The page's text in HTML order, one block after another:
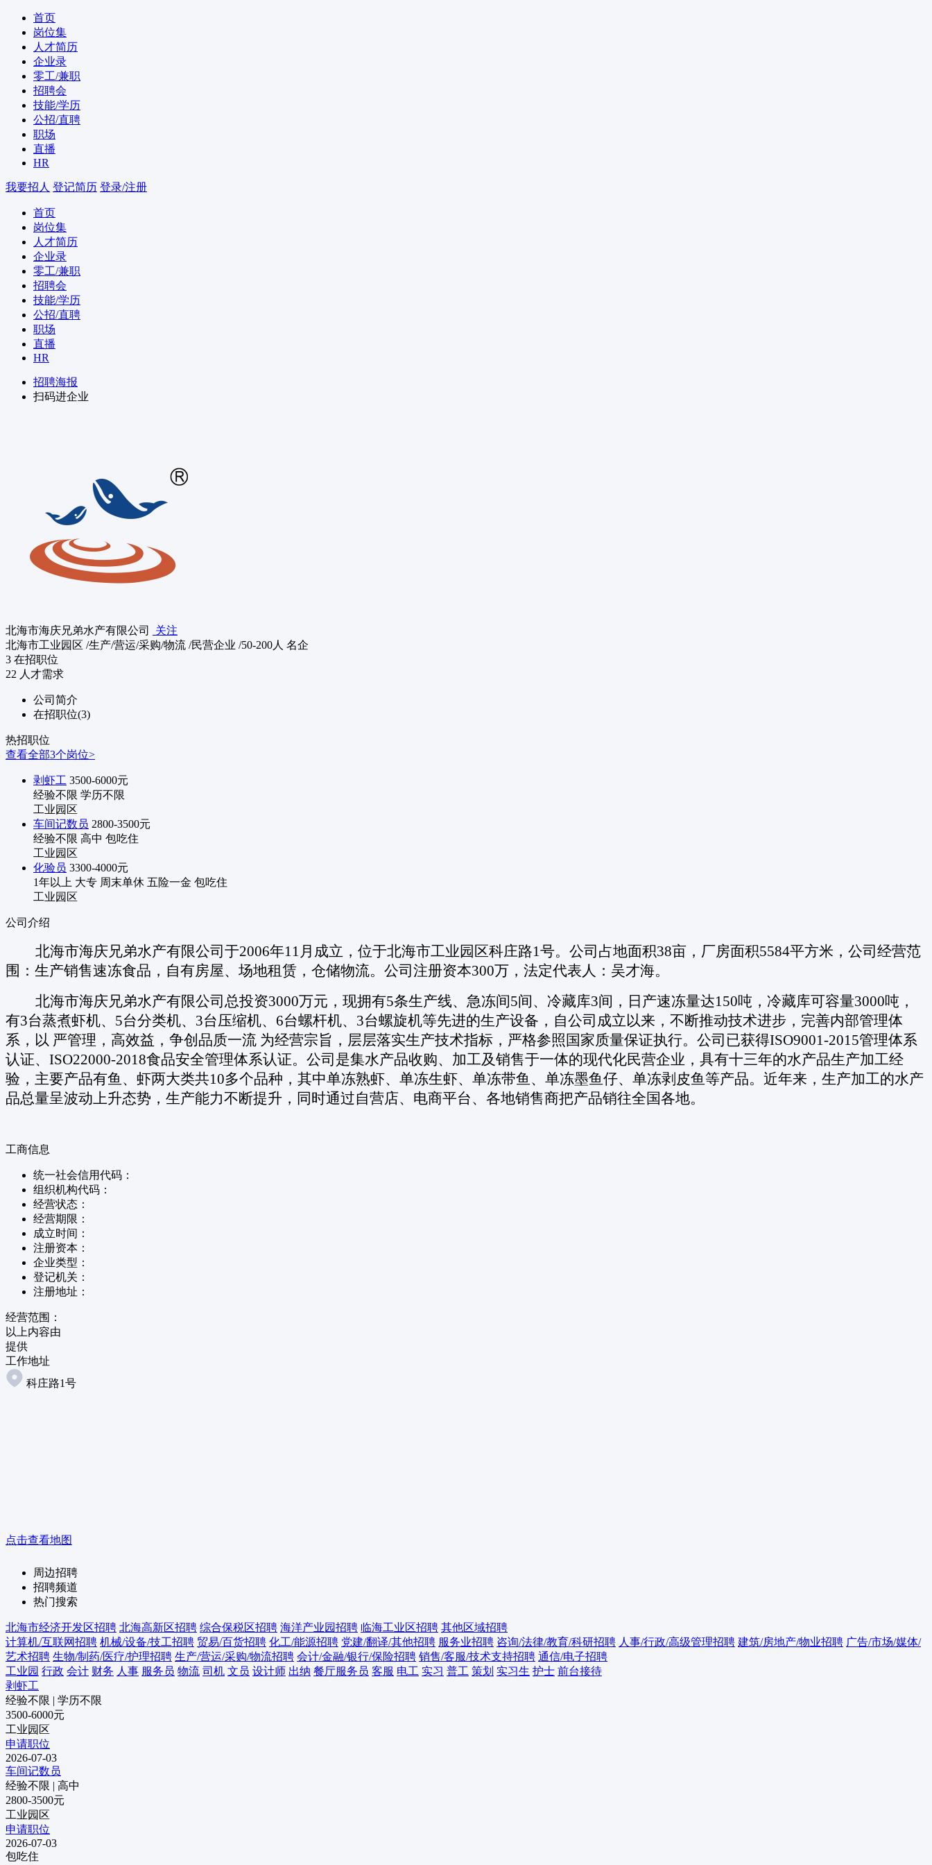
首页
岗位集
人才简历
企业录
零工/兼职
招聘会
技能/学历
公招/直聘
职场
直播
HR
我要招人 登记简历 登录/注册
首页
岗位集
人才简历
企业录
零工/兼职
招聘会
技能/学历
公招/直聘
职场
直播
HR
招聘海报
扫码进企业
北海市海庆兄弟水产有限公司
关注
北海市工业园区 /生产/营运/采购/物流 /民营企业 /50-200人 名企
3 在招职位
22 人才需求
公司简介
在招职位(3)
热招职位
查看全部3个岗位>
剥虾工 3500-6000元
经验不限 学历不限
工业园区
车间记数员 2800-3500元
经验不限 高中 包吃住
工业园区
化验员 3300-4000元
1年以上 大专 周末单休 五险一金 包吃住
工业园区
公司介绍
北海市海庆兄弟水产有限公司于2006年11月成立，位于北海市工业园区科庄路1号。公司占地面积38亩，厂房面积5584平方米，公司经营范
围：生产销售速冻食品，自有房屋、场地租赁，仓储物流。公司注册资本300万，法定代表人：吴才海。
北海市海庆兄弟水产有限公司总投资3000万元，现拥有5条生产线、急冻间5间、冷藏库3间，日产速冻量达150吨，冷藏库可容量3000吨，
有3台蒸煮虾机、5台分类机、3台压缩机、6台螺杆机、3台螺旋机等先进的生产设备，自公司成立以来，不断推动技术进步，完善内部管理体
系，以 严管理，高效益，争创品质一流 为经营宗旨，层层落实生产技术指标，严格参照国家质量保证执行。公司已获得ISO9001-2015管理体系
认证、ISO22000-2018食品安全管理体系认证。公司是集水产品收购、加工及销售于一体的现代化民营企业，具有十三年的水产品生产加工经
验，主要产品有鱼、虾两大类共10多个品种，其中单冻熟虾、单冻生虾、单冻带鱼、单冻墨鱼仔、单冻剥皮鱼等产品。近年来，生产加工的水产
品总量呈波动上升态势，生产能力不断提升，同时通过自营店、电商平台、各地销售商把产品销往全国各地。
工商信息
统一社会信用代码：
组织机构代码：
经营状态：
经营期限：
成立时间：
注册资本：
企业类型：
登记机关：
注册地址：
经营范围：
以上内容由
提供
工作地址
科庄路1号
点击查看地图
周边招聘
招聘频道
热门搜索
北海市经济开发区招聘 北海高新区招聘 综合保税区招聘 海洋产业园招聘 临海工业区招聘 其他区域招聘
计算机/互联网招聘 机械/设备/技工招聘 贸易/百货招聘 化工/能源招聘 党建/翻译/其他招聘 服务业招聘 咨询/法律/教育/科研招聘 人事/行政/高级管理招聘 建筑/房地产/物业招聘 广告/市场/媒体/
艺术招聘 生物/制药/医疗/护理招聘 生产/营运/采购/物流招聘 会计/金融/银行/保险招聘 销售/客服/技术支持招聘 通信/电子招聘
工业园 行政 会计 财务 人事 服务员 物流 司机 文员 设计师 出纳 餐厅服务员 客服 电工 实习 普工 策划 实习生 护士 前台接待
剥虾工
经验不限 | 学历不限
3500-6000元
工业园区
申请职位
2026-07-03
车间记数员
经验不限 | 高中
2800-3500元
工业园区
申请职位
2026-07-03
包吃住